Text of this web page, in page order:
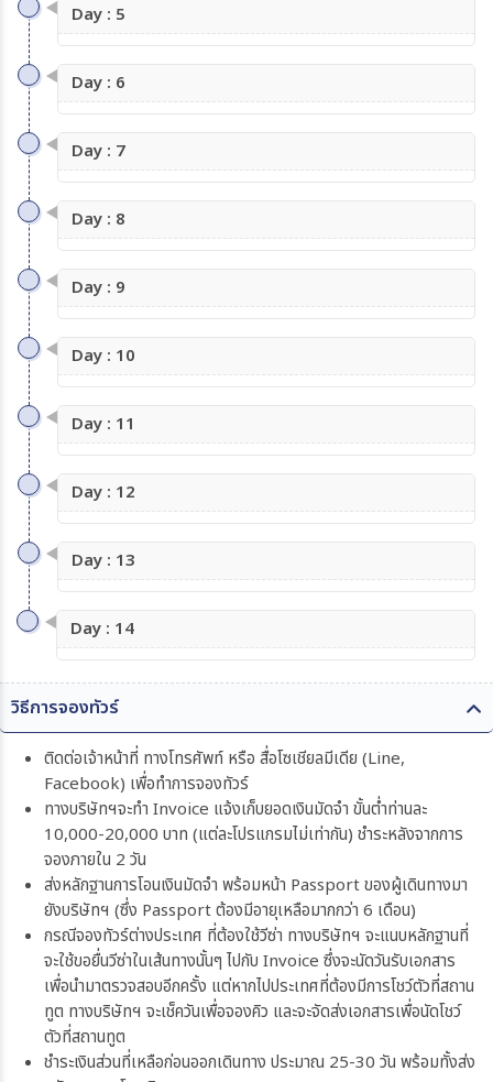
Day : 5
Day : 6
Day : 7
Day : 8
Day : 9
Day : 10
Day : 11
Day : 12
Day : 13
Day : 14
วิธีการจองทัวร์
ติดต่อเจ้าหน้าที่ ทางโทรศัพท์ หรือ สื่อโซเชียลมีเดีย (Line,
Facebook) เพื่อทำการจองทัวร์
ทางบริษัทฯจะทำ Invoice แจ้งเก็บยอดเงินมัดจำ ขั้นต่ำท่านละ
10,000-20,000 บาท (แต่ละโปรแกรมไม่เท่ากัน) ชำระหลังจากการ
จองภายใน 2 วัน
ส่งหลักฐานการโอนเงินมัดจำ พร้อมหน้า Passport ของผู้เดินทางมา
ยังบริษัทฯ (ซึ่ง Passport ต้องมีอายุเหลือมากกว่า 6 เดือน)
กรณีจองทัวร์ต่างประเทศ ที่ต้องใช้วีซ่า ทางบริษัทฯ จะแนบหลักฐานที่
จะใช้ขอยื่นวีซ่าในเส้นทางนั้นๆ ไปกับ Invoice ซึ่งจะนัดวันรับเอกสาร
เพื่อนำมาตรวจสอบอีกครั้ง แต่หากไปประเทศที่ต้องมีการโชว์ตัวที่สถาน
ทูต ทางบริษัทฯ จะเช็ควันเพื่อจองคิว และจะจัดส่งเอกสารเพื่อนัดโชว์
ตัวที่สถานทูต
ชำระเงินส่วนที่เหลือก่อนออกเดินทาง ประมาณ 25-30 วัน พร้อมทั้งส่ง